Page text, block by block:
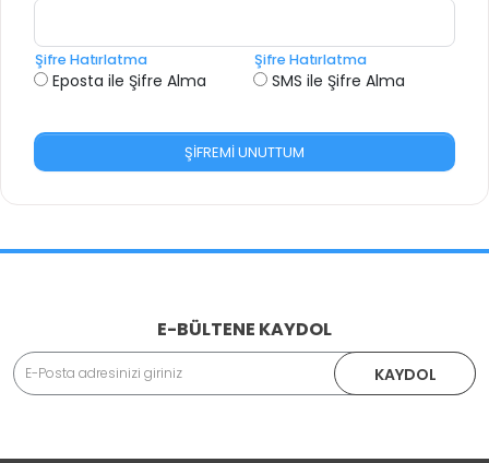
Eposta ile Şifre Alma
Şifre Hatırlatma
SMS ile Şifre Alma
Şifre Hatırlatma
ŞİFREMİ UNUTTUM
E-BÜLTENE KAYDOL
KAYDOL